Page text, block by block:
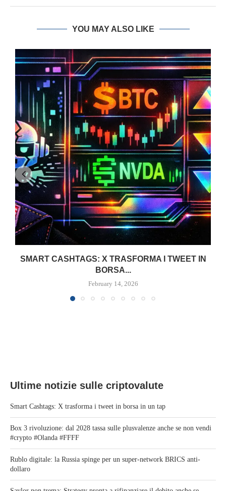
YOU MAY ALSO LIKE
SMART CASHTAGS: X TRASFORMA I TWEET IN
BORSA...
February 14, 2026
Ultime notizie sulle criptovalute
Smart Cashtags: X trasforma i tweet in borsa in un tap
Box 3 rivoluzione: dal 2028 tassa sulle plusvalenze anche se non vendi
#crypto #Olanda #FFFF
Rublo digitale: la Russia spinge per un super-network BRICS anti-
dollaro